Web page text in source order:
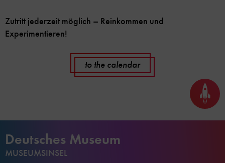
Zutritt jederzeit möglich – Reinkommen und
Experimentieren!
to the calendar
Back
to
top
Deutsches Museum
MUSEUMSINSEL